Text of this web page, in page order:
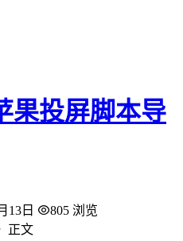
果投屏脚本导
13日
805 浏览
正文